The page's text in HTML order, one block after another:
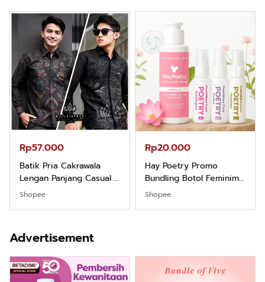
Rp57.000
Batik Pria Cakrawala
Lengan Panjang Casual -
Kemeja Batik Pria
Santai Slimfit Formal
Shopee
Rp20.000
Hay Poetry Promo
Bundling Botol Feminim
Care Perawatan
Hazelnut
Shopee
Advertisement